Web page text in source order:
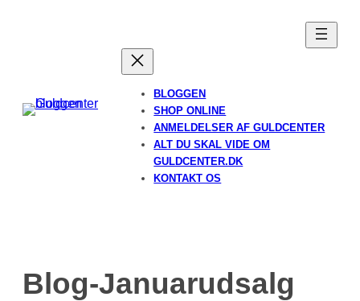
BLOGGEN
SHOP ONLINE
ANMELDELSER AF GULDCENTER
ALT DU SKAL VIDE OM
GULDCENTER.DK
KONTAKT OS
Blog-Januarudsalg